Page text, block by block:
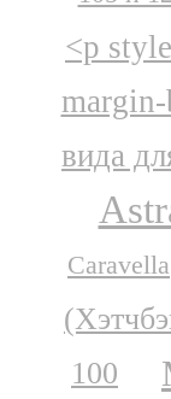
<p
вида
Caravella
100